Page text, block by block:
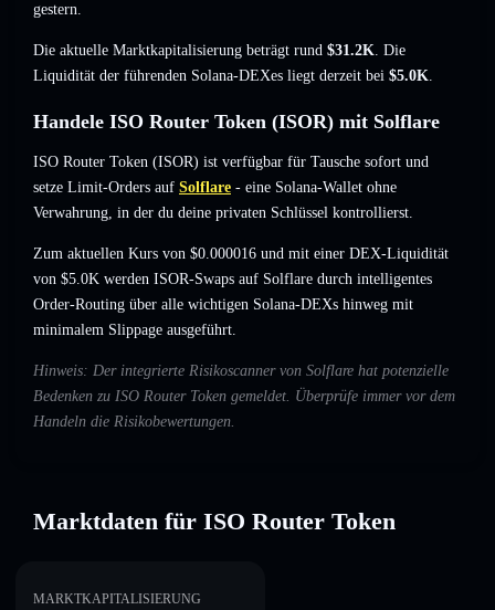
gestern.
Die aktuelle Marktkapitalisierung beträgt rund $31.2K. Die
Liquidität der führenden Solana-DEXes liegt derzeit bei $5.0K.
Handele ISO Router Token (ISOR) mit Solflare
ISO Router Token (ISOR) ist verfügbar für Tausche sofort und
setze Limit-Orders auf Solflare - eine Solana-Wallet ohne
Verwahrung, in der du deine privaten Schlüssel kontrollierst.
Zum aktuellen Kurs von $0.000016 und mit einer DEX-Liquidität
von $5.0K werden ISOR-Swaps auf Solflare durch intelligentes
Order-Routing über alle wichtigen Solana-DEXs hinweg mit
minimalem Slippage ausgeführt.
Hinweis: Der integrierte Risikoscanner von Solflare hat potenzielle
Bedenken zu ISO Router Token gemeldet. Überprüfe immer vor dem
Handeln die Risikobewertungen.
Marktdaten für ISO Router Token
MARKTKAPITALISIERUNG